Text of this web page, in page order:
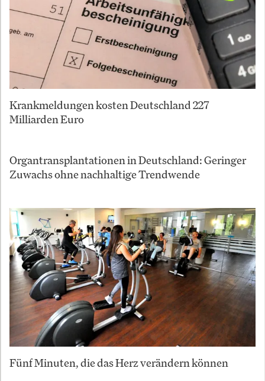
Krankmeldungen kosten Deutschland 227
Milliarden Euro
Organtransplantationen in Deutschland: Geringer
Zuwachs ohne nachhaltige Trendwende
Fünf Minuten, die das Herz verändern können